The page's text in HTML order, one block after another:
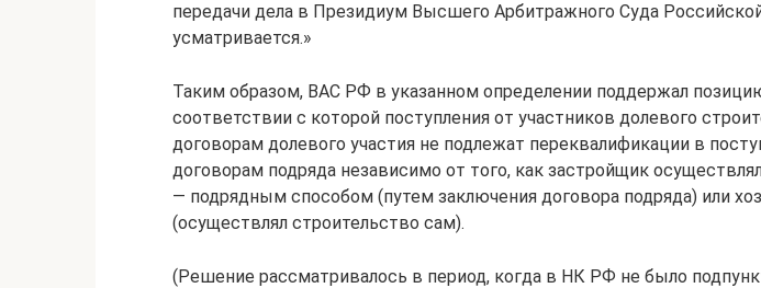
передачи дела в Президиум Высшего Арбитражного Суда
усматривается.»
Таким образом, ВАС РФ в указанном определении поддержал
соответствии с которой поступления от участников долевого
договорам долевого участия не подлежат переквалификации в
договорам подряда независимо от того, как застройщик
— подрядным способом (путем заключения договора подряда) или
(осуществлял строительство сам).
(Решение рассматривалось в период, когда в НК РФ не было